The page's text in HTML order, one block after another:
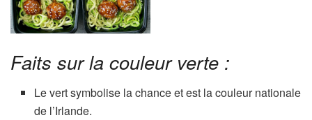
Faits sur la couleur verte :
Le vert symbolise la chance et est la couleur nationale
de l’Irlande.